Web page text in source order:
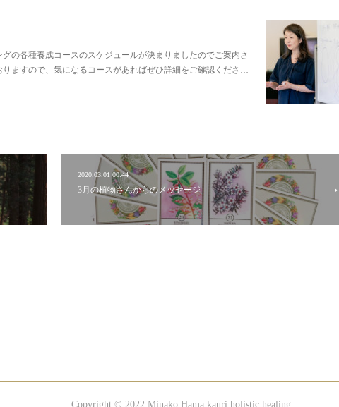
の各種養成コースのスケジュールが決まりましたのでご案内さ
ますので、気になるコースがあればぜひ詳細をご確認くださ…
2020.03.01 00:44
3月の植物さんからのメッセージ
Copyright © 2022 Minako Hama kauri holistic healing